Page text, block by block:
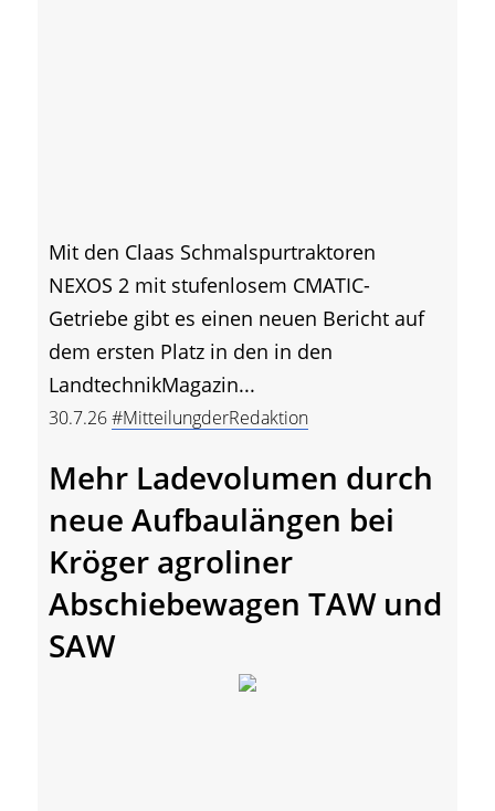
Mit den Claas Schmalspurtraktoren
NEXOS 2 mit stufenlosem CMATIC-
Getriebe gibt es einen neuen Bericht auf
dem ersten Platz in den in den
LandtechnikMagazin...
30.7.26#MitteilungderRedaktion
Mehr Ladevolumen durch
neue Aufbaulängen bei
Kröger agroliner
Abschiebewagen TAW und
SAW